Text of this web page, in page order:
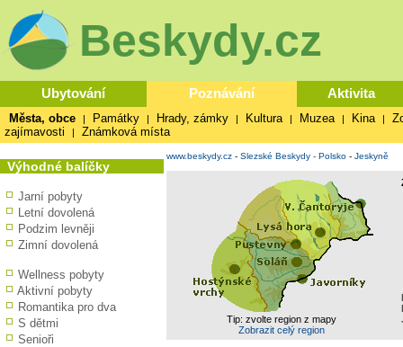
Beskydy.cz
Ubytování Poznávání Aktivita
Města, obce | Památky | Hrady, zámky | Kultura | Muzea | Kina |
zajímavosti
| Známková místa
Výhodné balíčky
Jarní pobyty
Letní dovolená
Podzim levněji
Zimní dovolená
Wellness pobyty
Aktivní pobyty
Romantika pro dva
S dětmi
Senioři
www.beskydy.cz - Slezské Beskydy - Polsko - Jeskyně
Tip: zvolte region z mapy
Zobrazit celý region